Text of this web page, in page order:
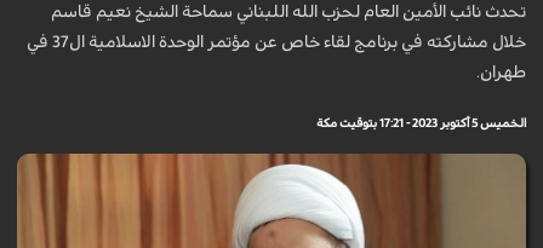
تحدث نائب الأمین العام لحزب الله اللبناني سماحة الشیخ نعیم قاسم
خلال مشاركته في برنامج لقاء خاص عن مؤتمر الوحدة الاسلامية ال37 في
طهران.
الخميس 5 أكتوبر 2023 - 17:21 بتوقيت مكة